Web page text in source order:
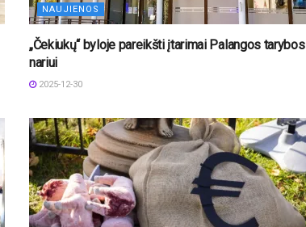
NAUJIENOS
„Čekiukų“ byloje pareikšti įtarimai Palangos tarybos
nariui
2025-12-30